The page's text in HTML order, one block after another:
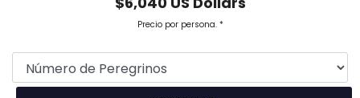
Precio por persona. *